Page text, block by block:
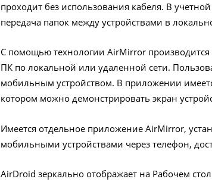
проходит без использования кабеля. В
передача папок между устройствами в
С помощью технологии AirMirror
ПК по локальной или удаленной сети.
мобильным устройством. В приложении
котором можно демонстрировать экран
Имеется отдельное приложение AirMirror,
мобильными устройствами через телефон,
AirDroid зеркально отображает на Рабочем